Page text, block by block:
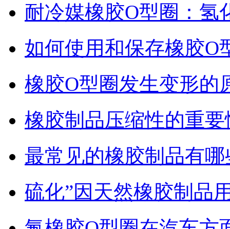
耐冷媒橡胶O型圈：氢
如何使用和保存橡胶O
橡胶O型圈发生变形的
橡胶制品压缩性的重要
最常见的橡胶制品有哪
硫化”因天然橡胶制品